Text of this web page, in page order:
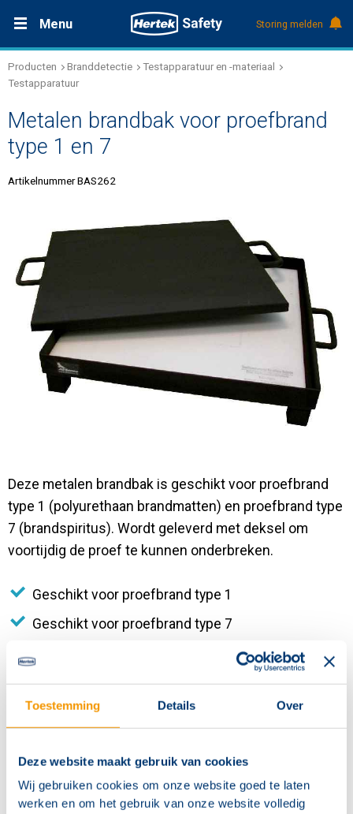
Toestemming Details Over
Deze website maakt gebruik van cookies
Wij gebruiken cookies om onze website goed te laten
werken en om het gebruik van onze website volledig
Menu
Oplossingen
Producten
Over Hertek
Werken bij Hertek
Contact
Storing melden
Productdocumentatie (DMS)
+31 (0)495 584111
Producten Branddetectie
Testapparatuur en -materiaal
Testapparatuur
Metalen brandbak voor proefbrand
type 1 en 7
Artikelnummer BAS262
Deze metalen brandbak is geschikt voor proefbrand
type 1 (polyurethaan brandmatten) en proefbrand type
7 (brandspiritus). Wordt geleverd met deksel om
voortijdig de proef te kunnen onderbreken.
Geschikt voor proefbrand type 1
Geschikt voor proefbrand type 7